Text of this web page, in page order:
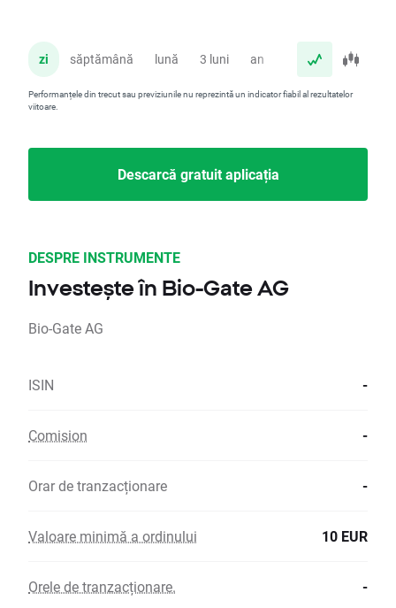
zi săptămână lună 3 luni an
Performanțele din trecut sau previziunile nu reprezintă un indicator fiabil al rezultatelor
viitoare.
Descarcă gratuit aplicația
DESPRE INSTRUMENTE
Investește în Bio-Gate AG
Bio-Gate AG
ISIN -
Comision -
Orar de tranzacționare -
Valoare minimă a ordinului 10 EUR
Orele de tranzacționare. -